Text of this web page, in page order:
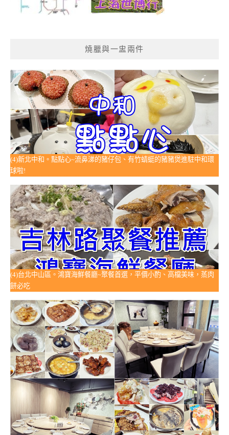
燒臘與一盅兩件
(4)新北中和。點點心~流鼻涕的豬仔包、有竹蜻蜓的豬豬煲進駐中和環
球啦!
(4)台北中山區。鴻寶海鮮餐廳~聚餐首選，平價小酌、高檔美味，蒸肉
餅必吃